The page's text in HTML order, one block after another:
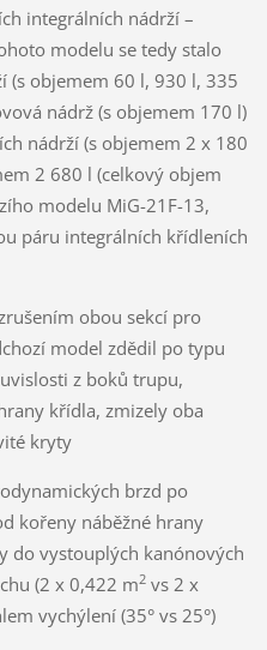
integrálních nádrží –
modelu se tedy stalo
(s objemem 60 l, 930 l, 335
nádrž (s objemem 170 l)
nádrží (s objemem 2 x 180
2 680 l (celkový objem
modelu MiG-21F-13,
páru integrálních křídleních
obou sekcí pro
model zdědil po typu
z boků trupu,
křídla, zmizely oba
kryty
brzd po
kořeny náběžné hrany
do vystouplých kanónových
(2 x 0,422 m2vs 2 x
vychýlení (35° vs 25°)